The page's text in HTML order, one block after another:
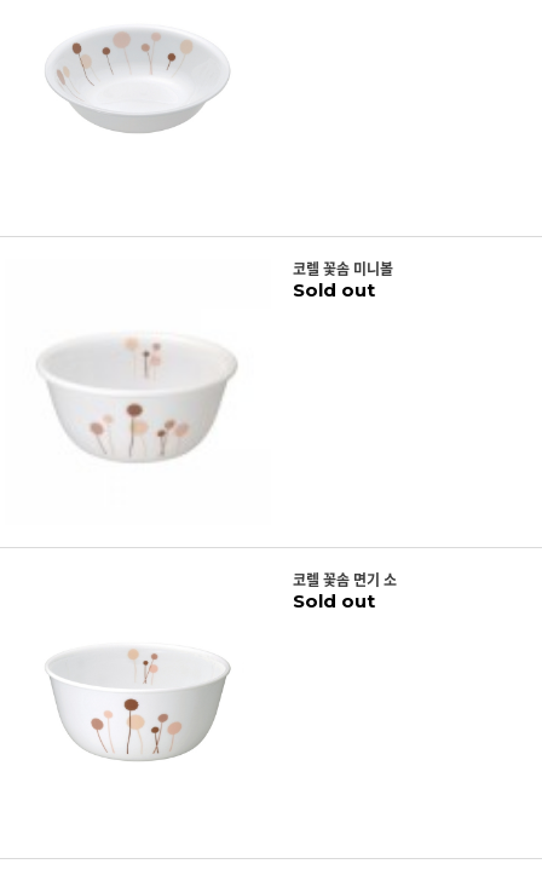
코렐 꽃솜 미니볼
Sold out
코렐 꽃솜 면기 소
Sold out